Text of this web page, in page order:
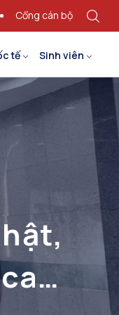
Cổng cán bộ
tế Sinh viên